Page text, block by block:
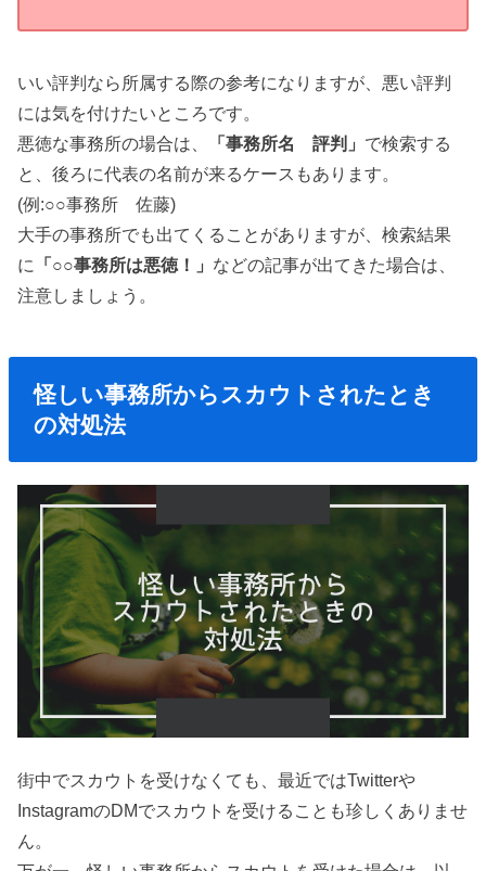
いい評判なら所属する際の参考になりますが、悪い評判
には気を付けたいところです。
悪徳な事務所の場合は、
「事務所名 評判」 で検索する
と、後ろに代表の名前が来るケースもあります。
(例:○○事務所 佐藤)
大手の事務所でも出てくることがありますが、検索結果
に
「○○事務所は悪徳！」 などの記事が出てきた場合は、
注意しましょう。
怪しい事務所からスカウトされたとき
の対処法
街中でスカウトを受けなくても、最近ではTwitterや
InstagramのDMでスカウトを受けることも珍しくありませ
ん。